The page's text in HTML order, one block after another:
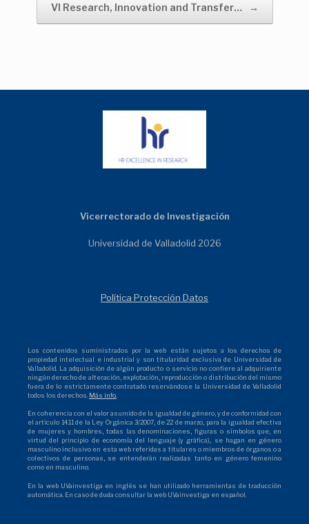
VI Research, Innovation and Transfer… →
Vicerrectorado de Investigación
Universidad de Valladolid 2026
Política Protección Datos
Los contenidos suministrados por la web están sujetos a los derechos de
propiedad intelectual e industrial y son titularidad exclusiva de Universidad de
Valladolid. La adquisición de algún producto o servicio no confiere al adquiriente
ningún derecho de alteración, explotación, reproducción o distribución del mismo
fuera de lo estrictamente contratado reservándose la Universidad de Valladolid
todos los derechos. Más info.
En coherencia con el valor asumido de la igualdad de género, y de conformidad con
el artículo 14.11 de la Ley Orgánica 3/2007, de 22 de marzo, para la igualdad efectiva
de mujeres y hombres, todas las denominaciones, figuras o símbolos que, en
virtud del principio de economía del lenguaje (y gráfica), se hagan en género
masculino inclusivo en esta web referidas a titulares o miembros de órganos o a
colectivos de personas, se entenderán realizadas tanto en género femenino
como en masculino.
En la web UVainvestiga en inglés se han utilizado herramientas de traducción
automática. En caso de duda consultar la web UVainvestiga en español.